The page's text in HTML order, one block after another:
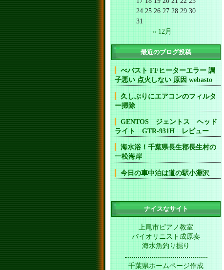
24 25 26 27 28 29 30
31
« 12月
最近のブログ投稿
べバスト FFヒーターエラー 調
子悪い 点火しない 原因 webasto
久しぶりにエアコンのフィルタ
ー掃除
GENTOS ジェントス ヘッド
ライト GTR-931H レビュー
海水浴！千葉県長生郡長生村の
一松海岸
今日の車中泊は道の駅小淵沢
ナイスなサイト
上尾市ピアノ教室
バイオリニスト成原奏
海水魚釣り掘り
千葉県ホームページ作成